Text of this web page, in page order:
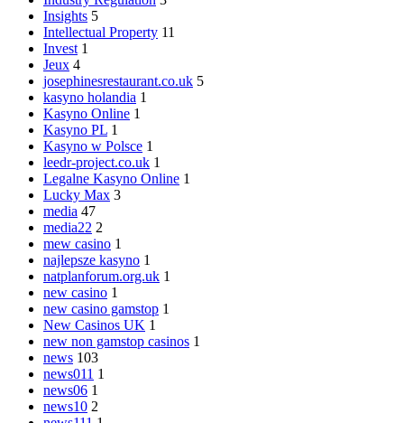
Insights 5
Intellectual Property 11
Invest 1
Jeux 4
josephinesrestaurant.co.uk 5
kasyno holandia 1
Kasyno Online 1
Kasyno PL 1
Kasyno w Polsce 1
leedr-project.co.uk 1
Legalne Kasyno Online 1
Lucky Max 3
media 47
media22 2
mew casino 1
najlepsze kasyno 1
natplanforum.org.uk 1
new casino 1
new casino gamstop 1
New Casinos UK 1
new non gamstop casinos 1
news 103
news011 1
news06 1
news10 2